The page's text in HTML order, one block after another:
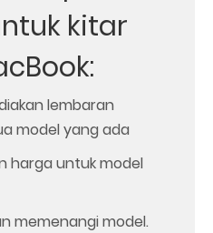
kitar
lembaran
model yang ada
harga untuk model
memenangi model.